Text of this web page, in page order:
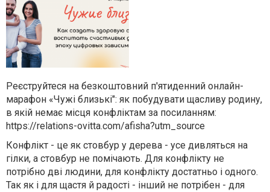
Реєструйтеся на безкоштовний п'ятиденний онлайн-
марафон «Чужі близькі": як побудувати щасливу родину,
в якій немає місця конфліктам за посиланням:
https://relations-ovitta.com/afisha?utm_source
Конфлікт - це як стовбур у дерева - усе дивляться на
гілки, а стовбур не помічають. Для конфлікту не
потрібно дві людини, для конфлікту достатньо і одного.
Так як і для щастя й радості - інший не потрібен - для